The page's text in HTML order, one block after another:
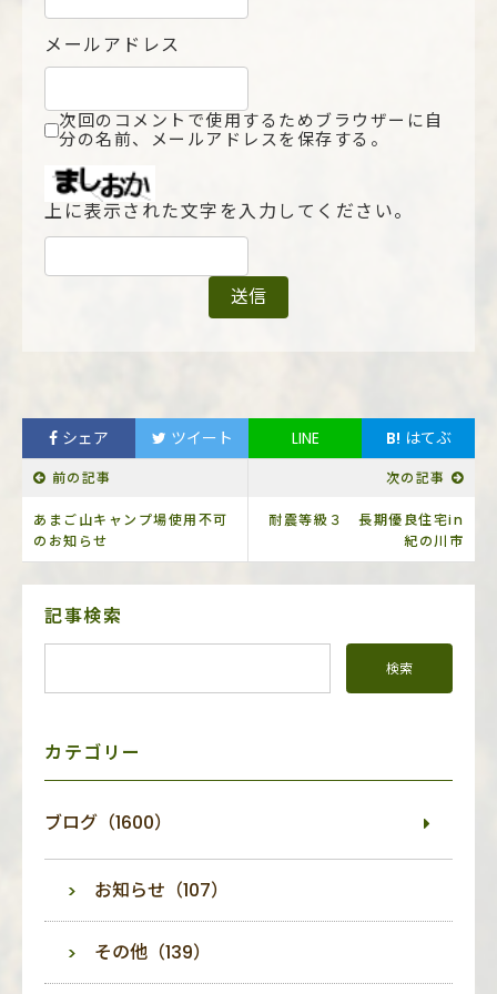
メールアドレス
次回のコメントで使用するためブラウザーに自
分の名前、メールアドレスを保存する。
上に表示された文字を入力してください。
シェア ツイート LINE B! はてぶ
前の記事
あまご山キャンプ場使用不可
のお知らせ
次の記事
耐震等級３ 長期優良住宅in
紀の川市
サ
ニ
記事検索
カテゴリー
ブログ（1600）
お知らせ（107）
その他（139）